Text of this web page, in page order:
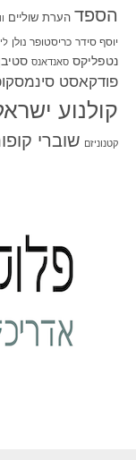
הספד הערת שוליים
יוסף סידר כריסטופר נולן
נטפליקס סאנדאנס
פודקאסט
קולנוע
קטנוניזם שוברי